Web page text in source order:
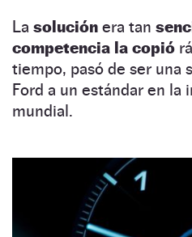
La solución era tan
competencia la copió
tiempo, pasó de ser una
Ford a un estándar en la
mundial.